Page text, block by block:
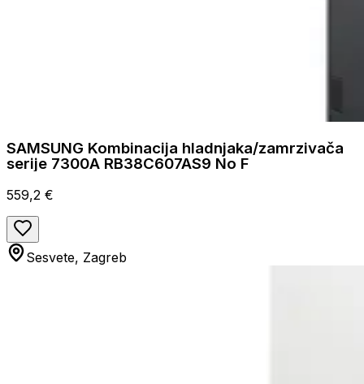
SAMSUNG Kombinacija hladnjaka/zamrzivača
serije 7300A RB38C607AS9 No F
559,2 €
Sesvete, Zagreb